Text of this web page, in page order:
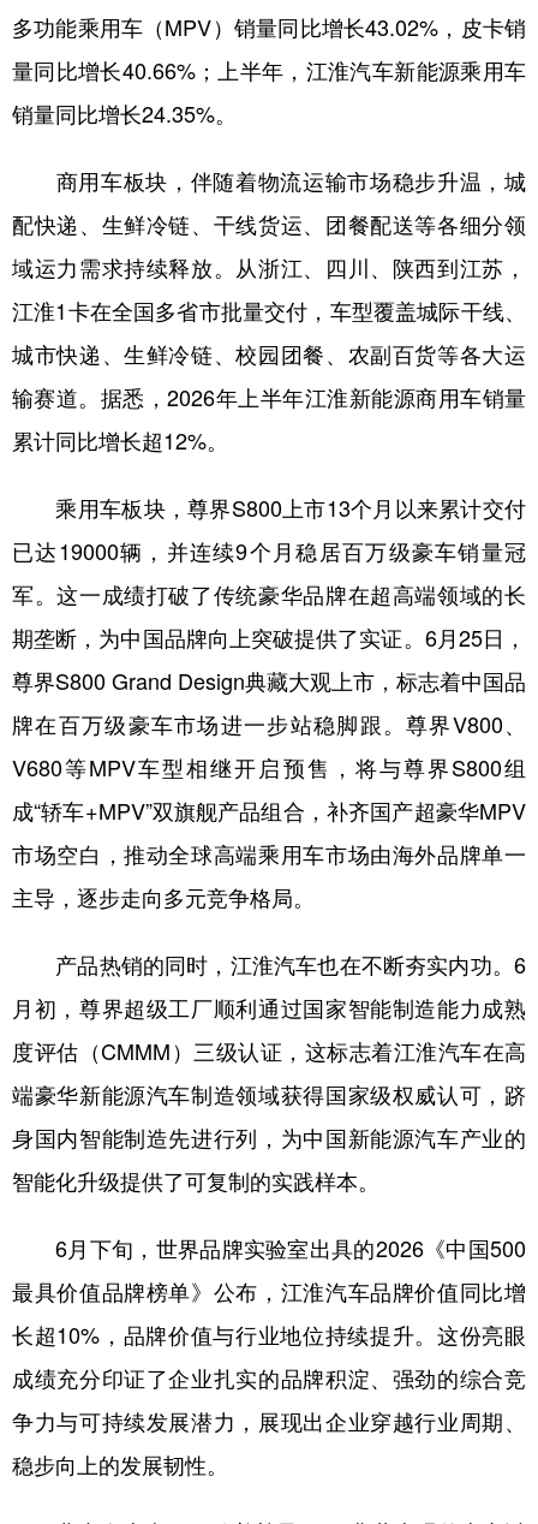
四川 贵州 云南 西藏
陕西 甘肃 青海 宁夏
新疆 内蒙古
多语种频道
English Español Français عربى
Русский язык 日本語 한국어
Deutsch Português
多功能乘用车（MPV）销量同比增长43.02%，皮卡销
量同比增长40.66%；上半年，江淮汽车新能源乘用车
销量同比增长24.35%。
商用车板块，伴随着物流运输市场稳步升温，城
配快递、生鲜冷链、干线货运、团餐配送等各细分领
域运力需求持续释放。从浙江、四川、陕西到江苏，
江淮1卡在全国多省市批量交付，车型覆盖城际干线、
城市快递、生鲜冷链、校园团餐、农副百货等各大运
输赛道。据悉，2026年上半年江淮新能源商用车销量
累计同比增长超12%。
乘用车板块，尊界S800上市13个月以来累计交付
已达19000辆，并连续9个月稳居百万级豪车销量冠
军。这一成绩打破了传统豪华品牌在超高端领域的长
期垄断，为中国品牌向上突破提供了实证。6月25日，
尊界S800 Grand Design典藏大观上市，标志着中国品
牌在百万级豪车市场进一步站稳脚跟。尊界V800、
V680等MPV车型相继开启预售，将与尊界S800组
成“轿车+MPV”双旗舰产品组合，补齐国产超豪华MPV
市场空白，推动全球高端乘用车市场由海外品牌单一
主导，逐步走向多元竞争格局。
产品热销的同时，江淮汽车也在不断夯实内功。6
月初，尊界超级工厂顺利通过国家智能制造能力成熟
度评估（CMMM）三级认证，这标志着江淮汽车在高
端豪华新能源汽车制造领域获得国家级权威认可，跻
身国内智能制造先进行列，为中国新能源汽车产业的
智能化升级提供了可复制的实践样本。
6月下旬，世界品牌实验室出具的2026《中国500
最具价值品牌榜单》公布，江淮汽车品牌价值同比增
长超10%，品牌价值与行业地位持续提升。这份亮眼
成绩充分印证了企业扎实的品牌积淀、强劲的综合竞
争力与可持续发展潜力，展现出企业穿越行业周期、
稳步向上的发展韧性。